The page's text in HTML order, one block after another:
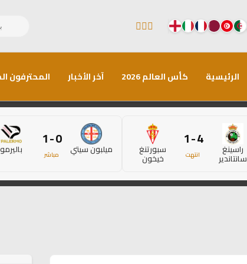
الرئيسية كأس العالم 2026 آخر الأخبار المحترفون
راسينغ
سانتاندير
4 - 1
انتهت سبورتنغ
خيخون
ميلبون سيتي 0 - 1
مباشر باليرمو